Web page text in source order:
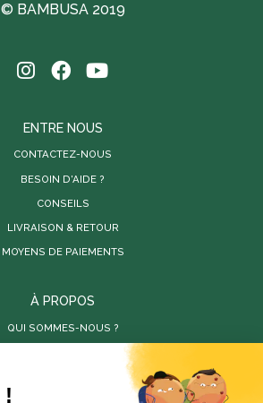
© BAMBUSA 2019
ENTRE NOUS
CONTACTEZ-NOUS
BESOIN D'AIDE ?
CONSEILS
LIVRAISON & RETOUR
MOYENS DE PAIEMENTS
À PROPOS
QUI SOMMES-NOUS ?